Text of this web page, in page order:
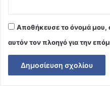
Αποθήκευσε το όνομά μου,
αυτόν τον πλοηγό για την